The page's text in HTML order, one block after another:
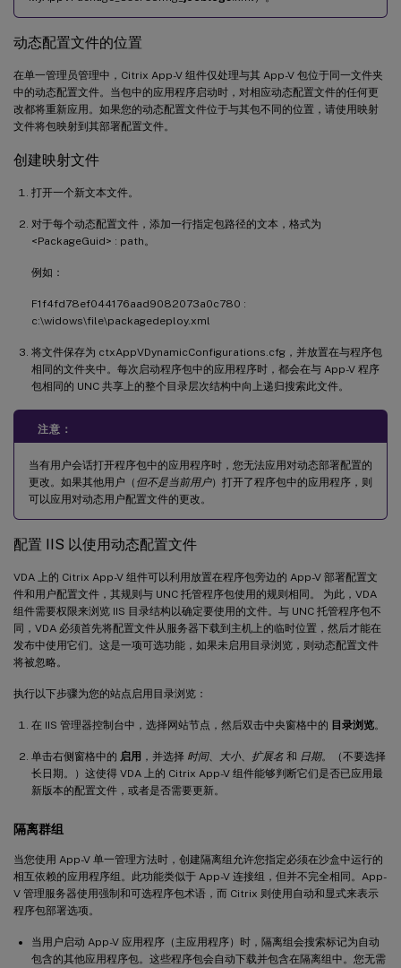
动态配置文件的位置
在单一管理员管理中，Citrix App-V 组件仅处理与其 App-V 包位于同一文件夹
中的动态配置文件。当包中的应用程序启动时，对相应动态配置文件的任何更
改都将重新应用。如果您的动态配置文件位于与其包不同的位置，请使用映射
文件将包映射到其部署配置文件。
创建映射文件
打开一个新文本文件。
对于每个动态配置文件，添加一行指定包路径的文本，格式为
<PackageGuid> : path。
例如：
F1f4fd78ef044176aad9082073a0c780 :
c:\widows\file\packagedeploy.xml
将文件保存为 ctxAppVDynamicConfigurations.cfg，并放置在与程序包
相同的文件夹中。每次启动程序包中的应用程序时，都会在与 App-V 程序
包相同的 UNC 共享上的整个目录层次结构中向上递归搜索此文件。
注意：
当有用户会话打开程序包中的应用程序时，您无法应用对动态部署配置的
更改。如果其他用户（ 但不是当前用户）打开了程序包中的应用程序，则
可以应用对动态用户配置文件的更改。
配置 IIS 以使用动态配置文件
VDA 上的 Citrix App-V 组件可以利用放置在程序包旁边的 App-V 部署配置文
件和用户配置文件，其规则与 UNC 托管程序包使用的规则相同。 为此，VDA
组件需要权限来浏览 IIS 目录结构以确定要使用的文件。与 UNC 托管程序包不
同，VDA 必须首先将配置文件从服务器下载到主机上的临时位置，然后才能在
发布中使用它们。这是一项可选功能，如果未启用目录浏览，则动态配置文件
将被忽略。
执行以下步骤为您的站点启用目录浏览：
在 IIS 管理器控制台中，选择网站节点，然后双击中央窗格中的 目录浏览。
单击右侧窗格中的 启用 ，并选择 时间、 大小、 扩展名 和 日期。（不要选择
长日期。）这使得 VDA 上的 Citrix App-V 组件能够判断它们是否已应用最
新版本的配置文件，或者是否需要更新。
隔离群组
当您使用 App-V 单一管理方法时，创建隔离组允许您指定必须在沙盒中运行的
相互依赖的应用程序组。此功能类似于 App-V 连接组，但并不完全相同。App-
V 管理服务器使用强制和可选程序包术语，而 Citrix 则使用自动和显式来表示
程序包部署选项。
当用户启动 App-V 应用程序（主应用程序）时，隔离组会搜索标记为自动
包含的其他应用程序包。这些程序包会自动下载并包含在隔离组中。您无需